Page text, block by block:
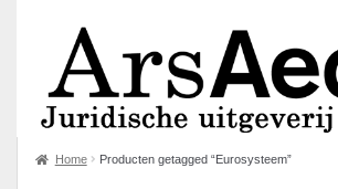
Home Producten getagged “Eurosysteem”